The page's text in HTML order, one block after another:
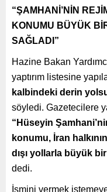
“ŞAMHANİ’NİN
KONUMU BÜYÜK
SAĞLADI”
Hazine Bakan
yaptırım listesine
kalbindeki derin
söyledi. Gazetecilere
“Hüseyin
konumu, İran
dışı yollarla büyük
dedi.
İsmini vermek